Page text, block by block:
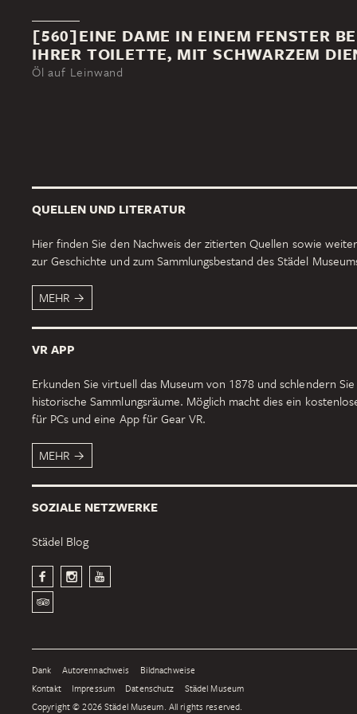
[560]EINE DAME IN EINEM FENSTER
IHRER TOILETTE, MIT SCHWARZEM
Öl auf Leinwand
QUELLEN UND LITERATUR
Hier finden Sie den Nachweis der zitierten Quellen sowie
zur Geschichte und zum Sammlungsbestand des Städel
MEHR
VR APP
Erkunden Sie virtuell das Museum von 1878 und schlendern
historische Sammlungsräume. Möglich macht dies ein
für PCs und eine App für Gear VR.
MEHR
SOZIALE NETZWERKE
Städel Blog
Dank Autorennachweis
Bildnachweise
Kontakt
Impressum Datenschutz
Städel Museum
Copyright © 2026 Städel Museum. All rights reserved.